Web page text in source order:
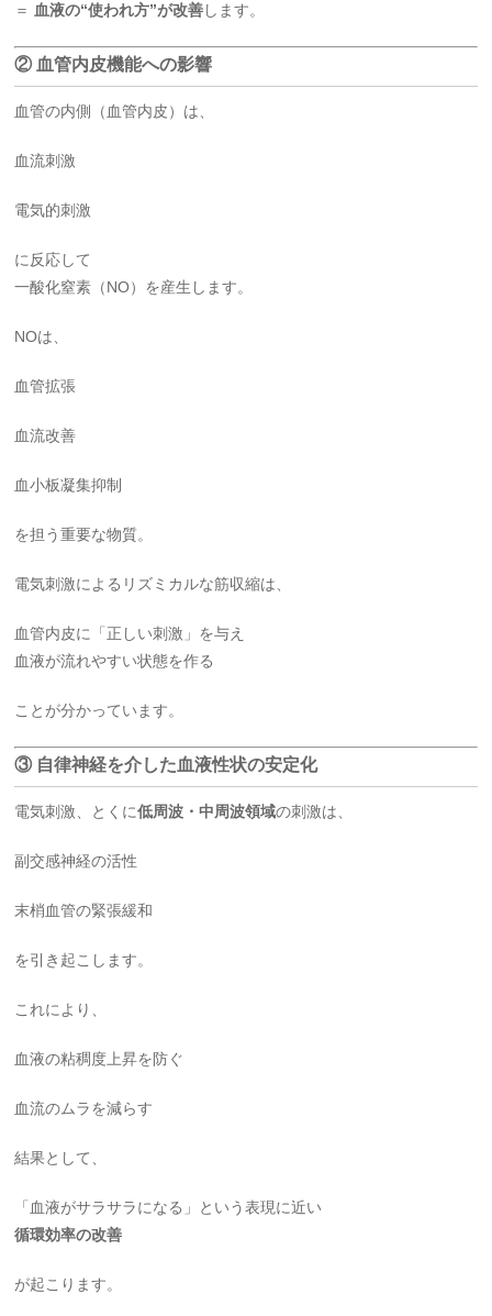
＝ 血液の“使われ方”が改善します。
② 血管内皮機能への影響
血管の内側（血管内皮）は、
血流刺激
電気的刺激
に反応して
一酸化窒素（NO）を産生します。
NOは、
血管拡張
血流改善
血小板凝集抑制
を担う重要な物質。
電気刺激によるリズミカルな筋収縮は、
血管内皮に「正しい刺激」を与え
血液が流れやすい状態を作る
ことが分かっています。
③ 自律神経を介した血液性状の安定化
電気刺激、とくに低周波・中周波領域の刺激は、
副交感神経の活性
末梢血管の緊張緩和
を引き起こします。
これにより、
血液の粘稠度上昇を防ぐ
血流のムラを減らす
結果として、
「血液がサラサラになる」という表現に近い
循環効率の改善
が起こります。